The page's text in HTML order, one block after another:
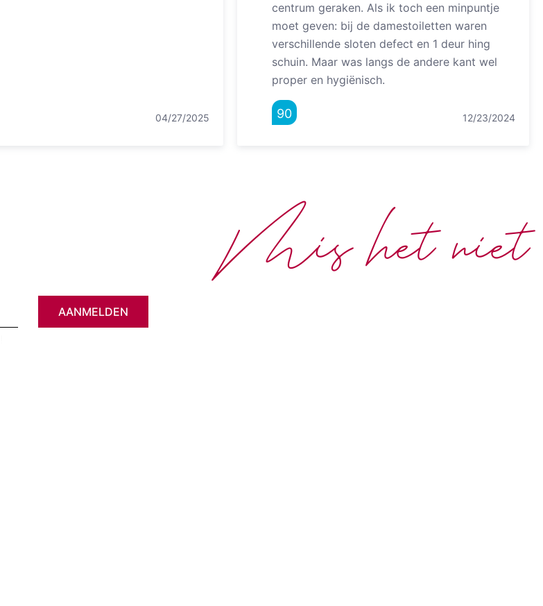
04/27/2025
centrum geraken. Als ik toch een minpuntje
moet geven: bij de damestoiletten waren
verschillende sloten defect en 1 deur hing
schuin. Maar was langs de andere kant wel
proper en hygiënisch.
90 12/23/2024
AANMELDEN
Mis het niet